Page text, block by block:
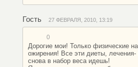
Гость 27 ФЕВРАЛЯ, 2010, 13:19
0
Дорогие мои! Только физические
ожирения! Все эти диеты, лечения-
снова в набор веса идешь!